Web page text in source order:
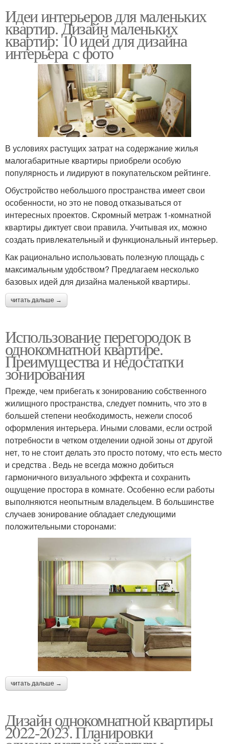
Идеи интерьеров для маленьких
квартир. Дизайн маленьких
квартир: 10 идей для дизайна
интерьера с фото
В условиях растущих затрат на содержание жилья
малогабаритные квартиры приобрели особую
популярность и лидируют в покупательском рейтинге.
Обустройство небольшого пространства имеет свои
особенности, но это не повод отказываться от
интересных проектов. Скромный метраж 1-комнатной
квартиры диктует свои правила. Учитывая их, можно
создать привлекательный и функциональный интерьер.
Как рационально использовать полезную площадь с
максимальным удобством? Предлагаем несколько
базовых идей для дизайна маленькой квартиры.
читать дальше →
Использование перегородок в
однокомнатной квартире.
Преимущества и недостатки
зонирования
Прежде, чем прибегать к зонированию собственного
жилищного пространства, следует помнить, что это в
большей степени необходимость, нежели способ
оформления интерьера. Иными словами, если острой
потребности в четком отделении одной зоны от другой
нет, то не стоит делать это просто потому, что есть место
и средства . Ведь не всегда можно добиться
гармоничного визуального эффекта и сохранить
ощущение простора в комнате. Особенно если работы
выполняются неопытным владельцем. В большинстве
случаев зонирование обладает следующими
положительными сторонами:
читать дальше →
Дизайн однокомнатной квартиры
2022-2023. Планировки